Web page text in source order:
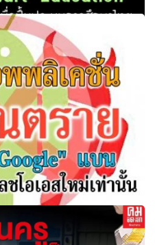
ของกระทรวง
กษาไทย
แบน ใครลงแล้วต้อง